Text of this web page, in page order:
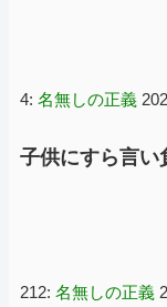
4: 名無しの正義
子供にすら言い
212: 名無しの正義